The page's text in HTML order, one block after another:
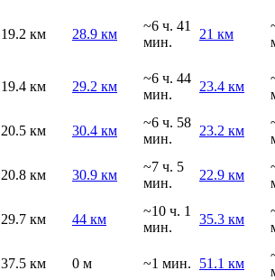
19.2 км 28.9 км
~6 ч. 41
мин.
21 км
19.4 км 29.2 км
~6 ч. 44
мин.
23.4 км
20.5 км 30.4 км
~6 ч. 58
мин.
23.2 км
20.8 км 30.9 км
~7 ч. 5
мин.
22.9 км
29.7 км 44 км
~10 ч. 1
мин.
35.3 км
37.5 км 0 м ~1 мин. 51.1 км